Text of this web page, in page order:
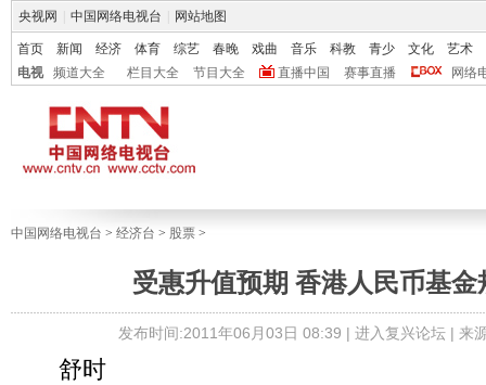
央视网 中国网络电视台 网站地图
首页 新闻 经济 体育 综艺 春晚 戏曲 音乐 科教 青少 文化
艺术
电视
频道大全 栏目大全 节目大全 直播中国 赛事直播 网络
中国网络电视台 > 经济台 > 股票 >
受惠升值预期 香港人民币基金
发布时间:2011年06月03日 08:39 | 进入复兴论坛| 来
舒时